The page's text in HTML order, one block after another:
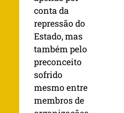
conta da
repressão do
Estado, mas
também pelo
preconceito
sofrido
mesmo entre
membros de